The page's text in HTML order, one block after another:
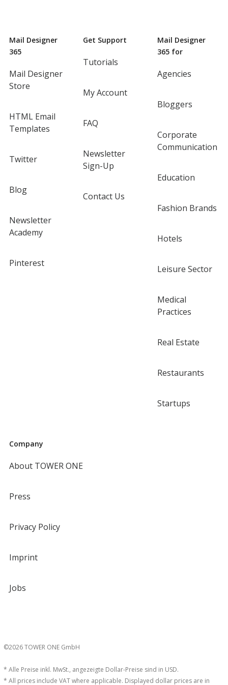
Mail Designer
365
Mail Designer
Store
HTML Email
Templates
Twitter
Blog
Newsletter
Academy
Pinterest
Get Support
Tutorials
My Account
FAQ
Newsletter
Sign-Up
Contact Us
Mail Designer
365 for
Agencies
Bloggers
Corporate
Communication
Education
Fashion Brands
Hotels
Leisure Sector
Medical
Practices
Real Estate
Restaurants
Startups
Company
About TOWER ONE
Press
Privacy Policy
Imprint
Jobs
©2026 TOWER ONE GmbH
* Alle Preise inkl. MwSt., angezeigte Dollar-Preise sind in USD.
* All prices include VAT where applicable. Displayed dollar prices are in